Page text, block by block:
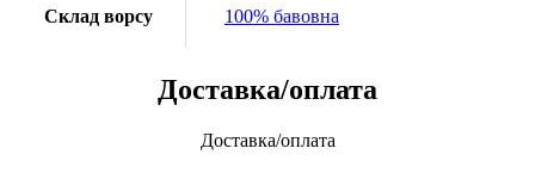
Склад ворсу 100% бавовна
Доставка/оплата
Доставка/оплата